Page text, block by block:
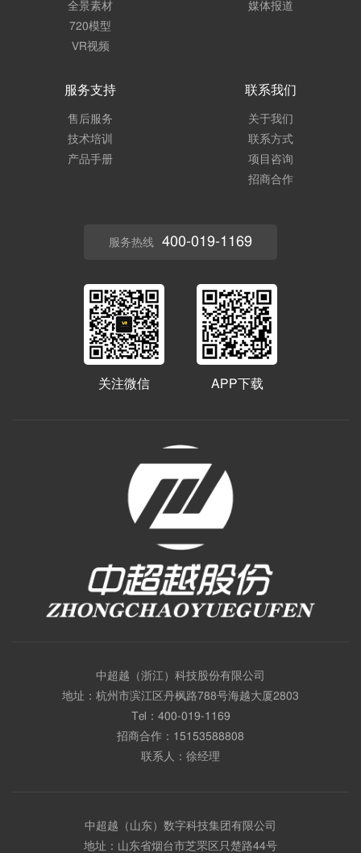
全景素材
720模型
VR视频
媒体报道
服务支持
售后服务
技术培训
产品手册
联系我们
关于我们
联系方式
项目咨询
招商合作
服务热线 400-019-1169
关注微信 APP下载
中超越（浙江）科技股份有限公司
地址：杭州市滨江区丹枫路788号海越大厦2803
Tel： 400-019-1169
招商合作： 15153588808
联系人：徐经理
中超越（山东）数字科技集团有限公司
地址：山东省烟台市芝罘区只楚路44号